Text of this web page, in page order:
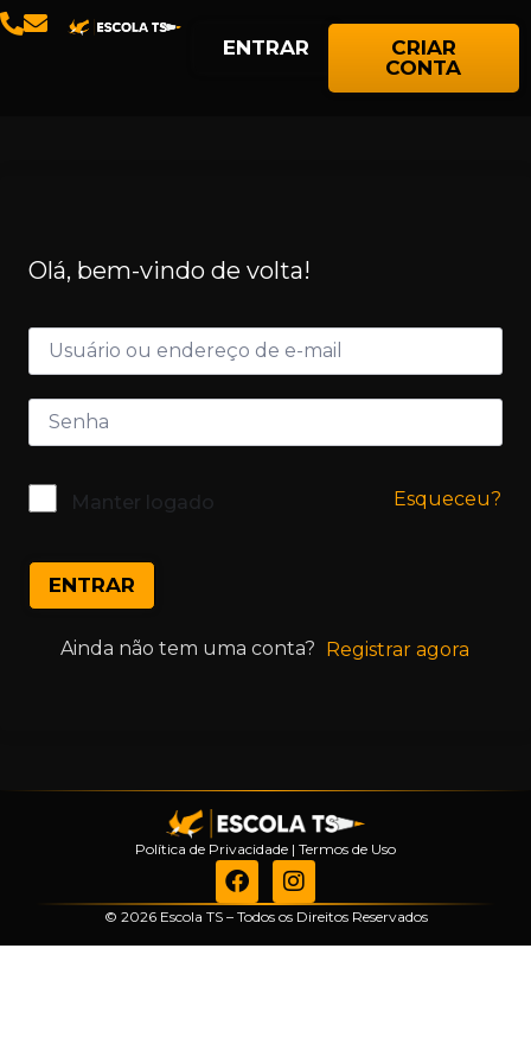
ENTRAR
CRIAR
CONTA
Olá, bem-vindo de volta!
Manter logado Esqueceu?
ENTRAR
Ainda não tem uma conta? Registrar agora
Política de Privacidade | Termos de Uso
© 2026 Escola TS – Todos os Direitos Reservados